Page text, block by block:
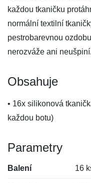
každou tkaničku
normální textilní
pestrobarevnou
nerozváže ani neušpiní.
Obsahuje
• 16x silikonová
každou botu)
Parametry
Balení 16